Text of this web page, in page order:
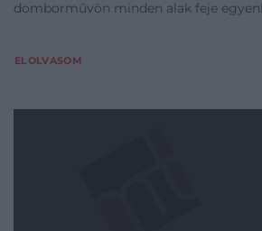
domborművön minden alak feje
ELOLVASOM